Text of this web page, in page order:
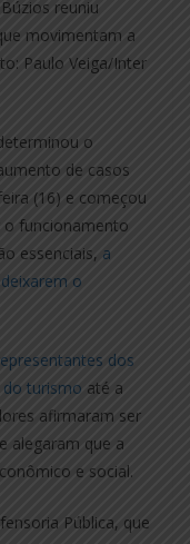
reuniu
movimentam a
Paulo Veiga/Inter
o
de casos
(16) e começou
o funcionamento
essenciais, a
o
dos
turismo até a
afirmaram ser
alegaram que a
e social.
Pública, que